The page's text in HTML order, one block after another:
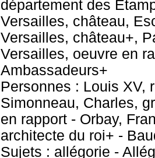
département des
Versailles, château,
Versailles, château+,
Versailles, oeuvre en
Ambassadeurs+
Personnes : Louis XV,
Simonneau, Charles,
en rapport - Orbay,
architecte du roi+ -
Sujets : allégorie -